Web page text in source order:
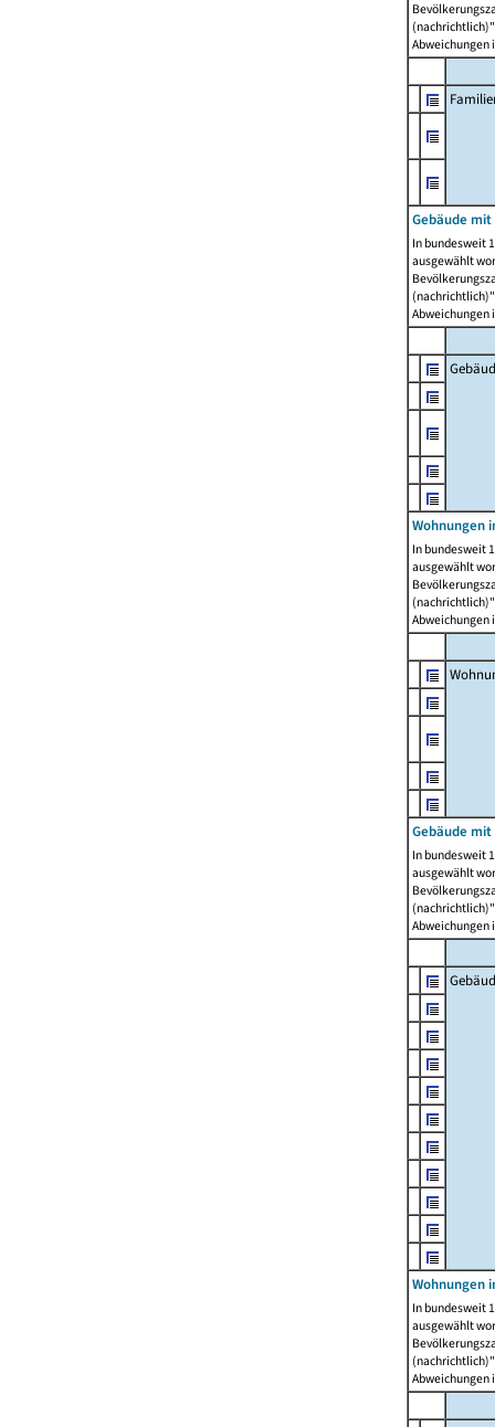
Abweichungen
Gebäude
In bundesweit
ausgewählt
Abweichungen
Wohnungen
In bundesweit
ausgewählt
Abweichungen
Gebäude
In bundesweit
ausgewählt
Abweichungen
Wohnungen
In bundesweit
ausgewählt
Abweichungen